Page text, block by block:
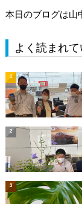
本日のブログは山
よく読まれ
1
2
3